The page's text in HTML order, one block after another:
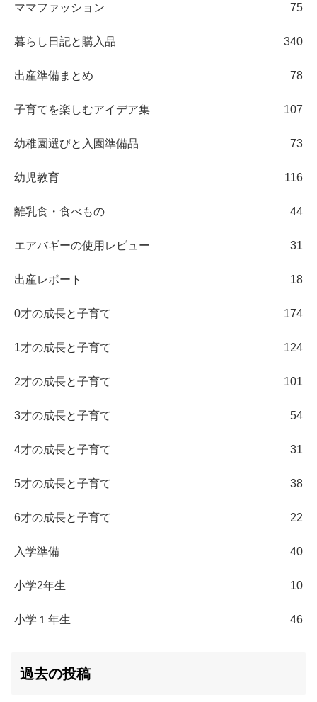
ママファッション 75
暮らし日記と購入品 340
出産準備まとめ 78
子育てを楽しむアイデア集 107
幼稚園選びと入園準備品 73
幼児教育 116
離乳食・食べもの 44
エアバギーの使用レビュー 31
出産レポート 18
0才の成長と子育て 174
1才の成長と子育て 124
2才の成長と子育て 101
3才の成長と子育て 54
4才の成長と子育て 31
5才の成長と子育て 38
6才の成長と子育て 22
入学準備 40
小学2年生 10
小学１年生 46
過去の投稿